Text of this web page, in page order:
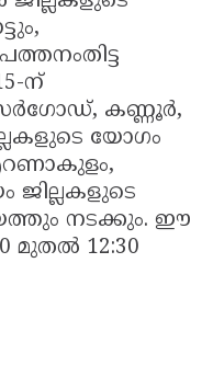
ന്
കണ്ണൂർ,
യോഗം
ജില്ലകളുടെ
നടക്കും. ഈ
മുതൽ 12:30